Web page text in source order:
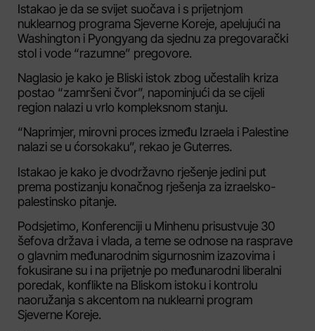
Istakao je da se svijet suočava i s prijetnjom
nuklearnog programa Sjeverne Koreje, apelujući na
Washington i Pyongyang da sjednu za pregovarački
stol i vode “razumne” pregovore.
Naglasio je kako je Bliski istok zbog učestalih kriza
postao “zamršeni čvor”, napominjući da se cijeli
region nalazi u vrlo kompleksnom stanju.
“Naprimjer, mirovni proces između Izraela i Palestine
nalazi se u ćorsokaku”, rekao je Guterres.
Istakao je kako je dvodržavno rješenje jedini put
prema postizanju konačnog rješenja za izraelsko-
palestinsko pitanje.
Podsjetimo, Konferenciji u Minhenu prisustvuje 30
šefova država i vlada, a teme se odnose na rasprave
o glavnim međunarodnim sigurnosnim izazovima i
fokusirane su i na prijetnje po međunarodni liberalni
poredak, konflikte na Bliskom istoku i kontrolu
naoružanja s akcentom na nuklearni program
Sjeverne Koreje.